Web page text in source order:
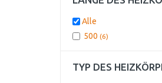
Alle
500 (6)
TYP DES